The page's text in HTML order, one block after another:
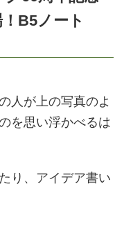
B5ノート
人が上の写真のよ
を思い浮かべるは
り、アイデア書い